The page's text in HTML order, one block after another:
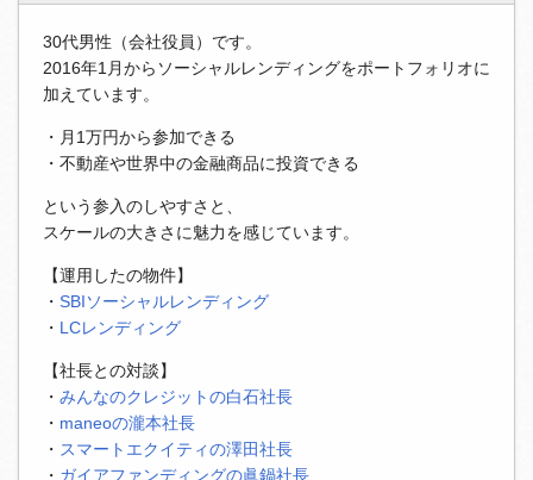
30代男性（会社役員）です。
2016年1月からソーシャルレンディングをポートフォリオに
加えています。
・月1万円から参加できる
・不動産や世界中の金融商品に投資できる
という参入のしやすさと、
スケールの大きさに魅力を感じています。
【運用したの物件】
・ SBIソーシャルレンディング
・ LCレンディング
【社長との対談】
・ みんなのクレジットの白石社長
・ maneoの瀧本社長
・ スマートエクイティの澤田社長
・ ガイアファンディングの眞鍋社長